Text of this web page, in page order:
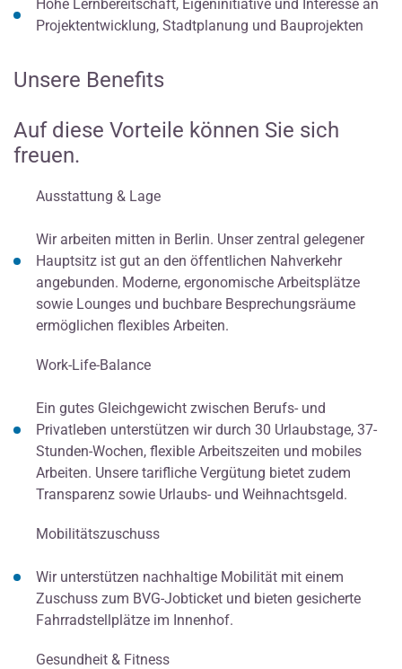
Hohe Lernbereitschaft, Eigeninitiative und Interesse an
Projektentwicklung, Stadtplanung und Bauprojekten
Unsere Benefits
Auf diese Vorteile können Sie sich
freuen.
Ausstattung & Lage
Wir arbeiten mitten in Berlin. Unser zentral gelegener
Hauptsitz ist gut an den öffentlichen Nahverkehr
angebunden. Moderne, ergonomische Arbeitsplätze
sowie Lounges und buchbare Besprechungsräume
ermöglichen flexibles Arbeiten.
Work-Life-Balance
Ein gutes Gleichgewicht zwischen Berufs- und
Privatleben unterstützen wir durch 30 Urlaubstage, 37-
Stunden-Wochen, flexible Arbeitszeiten und mobiles
Arbeiten. Unsere tarifliche Vergütung bietet zudem
Transparenz sowie Urlaubs- und Weihnachtsgeld.
Mobilitätszuschuss
Wir unterstützen nachhaltige Mobilität mit einem
Zuschuss zum BVG-Jobticket und bieten gesicherte
Fahrradstellplätze im Innenhof.
Gesundheit & Fitness